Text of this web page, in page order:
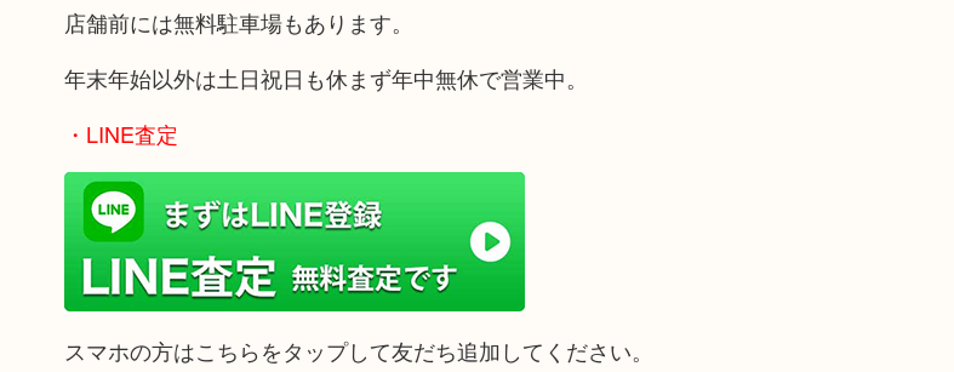
店舗前には無料駐車場もあります。
年末年始以外は土日祝日も休まず年中無休で営業中。
・LINE査定
スマホの方はこちらをタップして友だち追加してください。